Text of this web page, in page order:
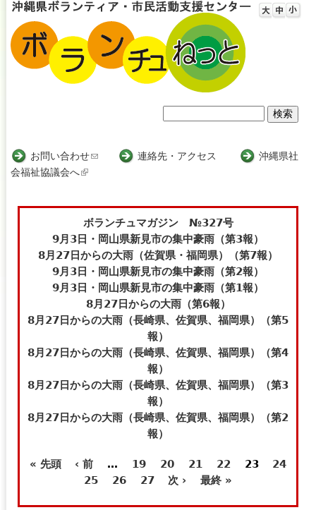
Jump to navigation
索
ォ
ー
ム
お問い合わせ(
n
k
s
e
n
d
s
e
m
i
)
連絡先・アクセス
沖縄県社
会福祉協議会へ(
i
n
k
i
s
e
t
r
a
)
ボランチュマガジン №327号
9月3日・岡山県新見市の集中豪雨（第3報）
8月27日からの大雨（佐賀県・福岡県）（第7報）
9月3日・岡山県新見市の集中豪雨（第2報）
9月3日・岡山県新見市の集中豪雨（第1報）
8月27日からの大雨（第6報）
8月27日からの大雨（長崎県、佐賀県、福岡県）（第5
報）
8月27日からの大雨（長崎県、佐賀県、福岡県）（第4
報）
8月27日からの大雨（長崎県、佐賀県、福岡県）（第3
報）
8月27日からの大雨（長崎県、佐賀県、福岡県）（第2
報）
ペ
« 先頭 ‹ 前 … 19 20 21 22 23
24
25
26 27 次 › 最終 »